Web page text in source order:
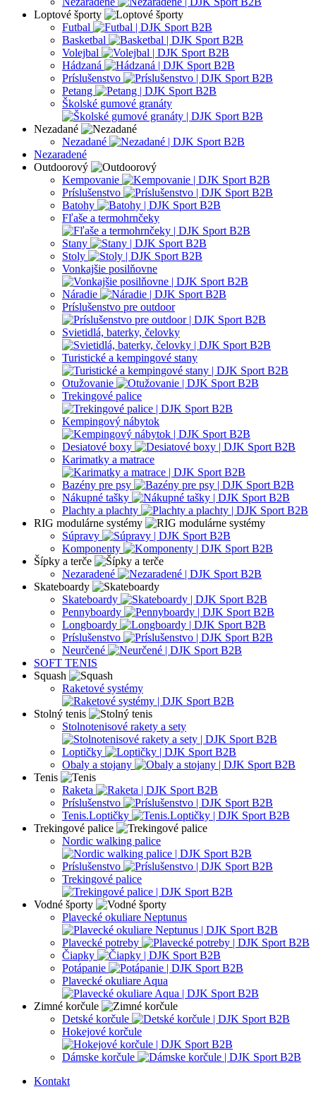
Loptové športy
Futbal
Basketbal
Volejbal
Hádzaná
Príslušenstvo
Petang
Školské gumové granáty
Nezadané
Nezadané
Nezaradené
Outdoorový
Kempovanie
Príslušenstvo
Batohy
Fľaše a termohrnčeky
Stany
Stoly
Vonkajšie posilňovne
Náradie
Príslušenstvo pre outdoor
Svietidlá, baterky, čelovky
Turistické a kempingové stany
Otužovanie
Trekingové palice
Kempingový nábytok
Desiatové boxy
Karimatky a matrace
Bazény pre psy
Nákupné tašky
Plachty a plachty
RIG modulárne systémy
Súpravy
Komponenty
Šípky a terče
Nezaradené
Skateboardy
Skateboardy
Pennyboardy
Longboardy
Príslušenstvo
Neurčené
SOFT TENIS
Squash
Raketové systémy
Stolný tenis
Stolnotenisové rakety a sety
Loptičky
Obaly a stojany
Tenis
Raketa
Príslušenstvo
Tenis.Loptičky
Trekingové palice
Nordic walking palice
Príslušenstvo
Trekingové palice
Vodné športy
Plavecké okuliare Neptunus
Plavecké potreby
Čiapky
Potápanie
Plavecké okuliare Aqua
Zimné korčule
Detské korčule
Hokejové korčule
Dámske korčule
Kontakt